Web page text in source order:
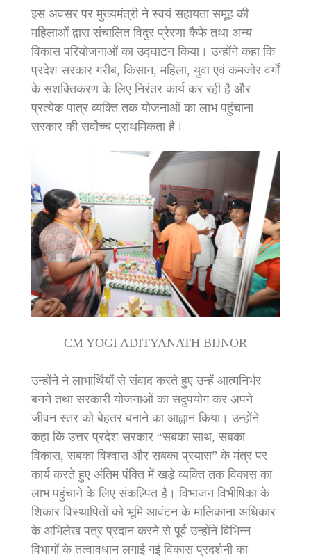
इस अवसर पर मुख्यमंत्री ने स्वयं सहायता समूह की
महिलाओं द्वारा संचालित विदुर प्रेरणा कैफे तथा अन्य
विकास परियोजनाओं का उद्घाटन किया। उन्होंने कहा कि
प्रदेश सरकार गरीब, किसान, महिला, युवा एवं कमजोर वर्गों
के सशक्तिकरण के लिए निरंतर कार्य कर रही है और
प्रत्येक पात्र व्यक्ति तक योजनाओं का लाभ पहुंचाना
सरकार की सर्वोच्च प्राथमिकता है।
CM YOGI ADITYANATH BIJNOR
उन्होंने ने लाभार्थियों से संवाद करते हुए उन्हें आत्मनिर्भर
बनने तथा सरकारी योजनाओं का सदुपयोग कर अपने
जीवन स्तर को बेहतर बनाने का आह्वान किया। उन्होंने
कहा कि उत्तर प्रदेश सरकार “सबका साथ, सबका
विकास, सबका विश्वास और सबका प्रयास” के मंत्र पर
कार्य करते हुए अंतिम पंक्ति में खड़े व्यक्ति तक विकास का
लाभ पहुंचाने के लिए संकल्पित है। विभाजन विभीषिका के
शिकार विस्थापितों को भूमि आवंटन के मालिकाना अधिकार
के अभिलेख पत्र प्रदान करने से पूर्व उन्होंने विभिन्न
विभागों के तत्वावधान लगाई गई विकास प्रदर्शनी का